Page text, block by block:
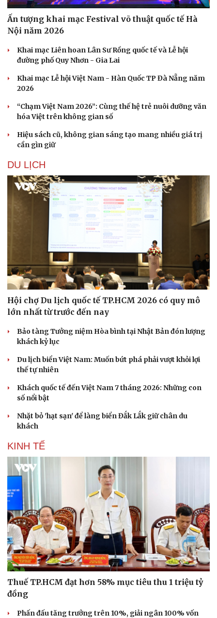
Ấn tượng khai mạc Festival võ thuật quốc tế Hà
Nội năm 2026
Khai mạc Liên hoan Lân Sư Rồng quốc tế và Lễ hội
đường phố Quy Nhơn - Gia Lai
Khai mạc Lễ hội Việt Nam - Hàn Quốc TP Đà Nẵng năm
2026
“Chạm Việt Nam 2026”: Cùng thế hệ trẻ nuôi dưỡng văn
hóa Việt trên không gian số
Hiệu sách cũ, không gian sáng tạo mang nhiều giá trị
cần gìn giữ
DU LỊCH
Hội chợ Du lịch quốc tế TP.HCM 2026 có quy mô
lớn nhất từ trước đến nay
Bảo tàng Tưởng niệm Hòa bình tại Nhật Bản đón lượng
khách kỷ lục
Du lịch biển Việt Nam: Muốn bứt phá phải vượt khỏi lợi
thế tự nhiên
Khách quốc tế đến Việt Nam 7 tháng 2026: Những con
số nổi bật
Nhặt bỏ 'hạt sạn' để làng biển Đắk Lắk giữ chân du
khách
KINH TẾ
Thuế TP.HCM đạt hơn 58% mục tiêu thu 1 triệu tỷ
đồng
Phấn đấu tăng trưởng trên 10%, giải ngân 100% vốn